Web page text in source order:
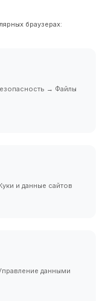
браузерах:
→ Файлы
и данные сайтов
данными